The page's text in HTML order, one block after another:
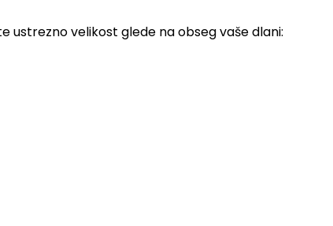
ustrezno velikost glede na obseg vaše dlani: